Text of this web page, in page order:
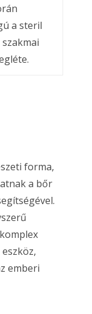
a steril
forma,
a bőr
emberi